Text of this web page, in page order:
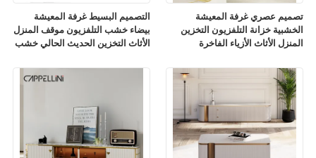
التصميم البسيط غرفة المعيشة
بيضاء خشب التلفزيون موقف المنزل
الأثاث التخزين الحديث الحالي خشب
التلفزيون
تصميم عصري غرفة المعيشة
الخشبية خزانة التلفزيون التخزين
المنزل الأثاث الأزياء الفاخرة